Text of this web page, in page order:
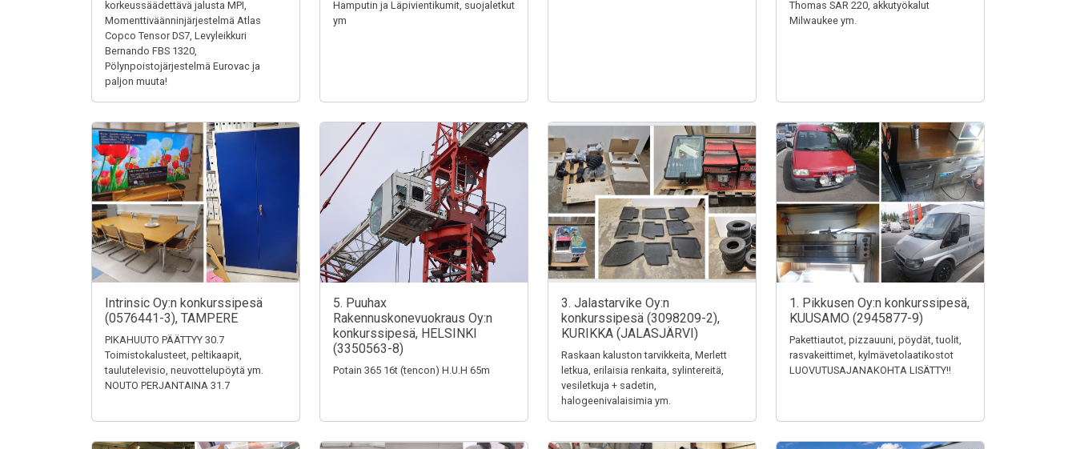
korkeussäädettävä jalusta MPI,
Momenttiväänninjärjestelmä Atlas
Copco Tensor DS7, Levyleikkuri
Bernando FBS 1320,
Pölynpoistojärjestelmä Eurovac ja
paljon muuta!
Hamputin ja Läpivientikumit, suojaletkut
ym
Thomas SAR 220, akkutyökalut
Milwaukee ym.
Intrinsic Oy:n konkurssipesä
(0576441-3), TAMPERE
PIKAHUUTO PÄÄTTYY 30.7
Toimistokalusteet, peltikaapit,
taulutelevisio, neuvottelupöytä ym.
NOUTO PERJANTAINA 31.7
5. Puuhax
Rakennuskonevuokraus Oy:n
konkurssipesä, HELSINKI
(3350563-8)
Potain 365 16t (tencon) H.U.H 65m
3. Jalastarvike Oy:n
konkurssipesä (3098209-2),
KURIKKA (JALASJÄRVI)
Raskaan kaluston tarvikkeita, Merlett
letkua, erilaisia renkaita, sylintereitä,
vesiletkuja + sadetin,
halogeenivalaisimia ym.
1. Pikkusen Oy:n konkurssipesä,
KUUSAMO (2945877-9)
Pakettiautot, pizzauuni, pöydät, tuolit,
rasvakeittimet, kylmävetolaatikostot
LUOVUTUSAJANAKOHTA LISÄTTY!!